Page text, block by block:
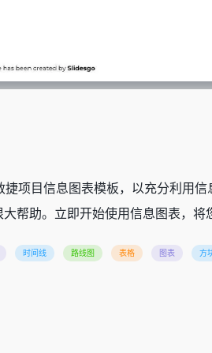
项目信息图表模板，以充分利用
帮助。立即开始使用信息图表，将
时间线 路线图 表格 图表 方